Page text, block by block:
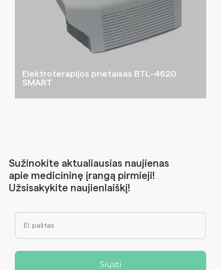
Elektroterapijos prietaisas BTL-4620
SMART
Sužinokite aktualiausias naujienas
apie medicininę įrangą pirmieji!
Užsisakykite naujienlaiškį!
Siųsti